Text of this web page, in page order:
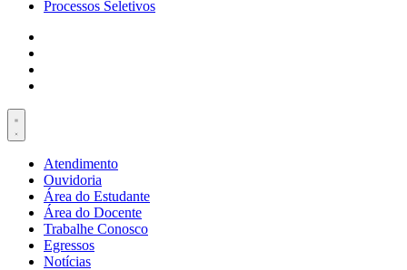
Processos Seletivos
Atendimento
Ouvidoria
Área do Estudante
Área do Docente
Trabalhe Conosco
Egressos
Notícias